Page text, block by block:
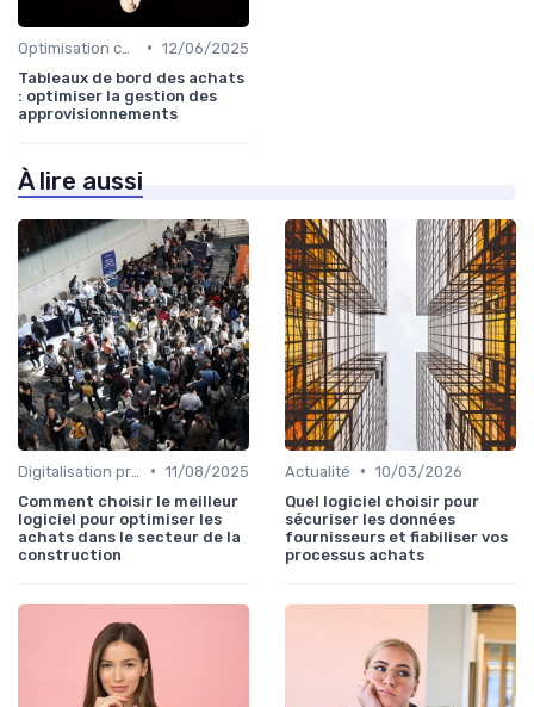
• 12/06/2025
Tableaux de bord des achats
: optimiser la gestion des
approvisionnements
À lire aussi
• 11/08/2025
Comment choisir le meilleur
logiciel pour optimiser les
achats dans le secteur de la
construction
Actualité • 10/03/2026
Quel logiciel choisir pour
sécuriser les données
fournisseurs et fiabiliser vos
processus achats